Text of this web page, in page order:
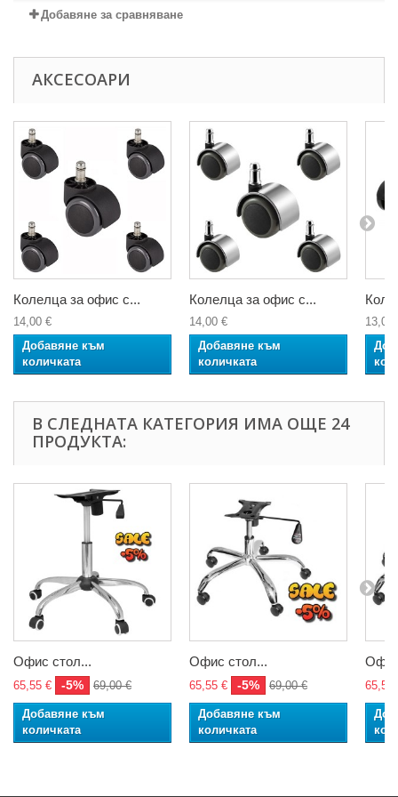
Добавяне за сравняване
АКСЕСОАРИ
Колелца за офис с...
14,00 €
Добавяне към
количката
Колелца за офис с...
14,00 €
Добавяне към
количката
13,00
В СЛЕДНАТА КАТЕГОРИЯ ИМА ОЩЕ 24
ПРОДУКТА:
Офис стол...
65,55 € -5% 69,00 €
Добавяне към
количката
Офис стол...
65,55 € -5% 69,00 €
Добавяне към
количката
65,55